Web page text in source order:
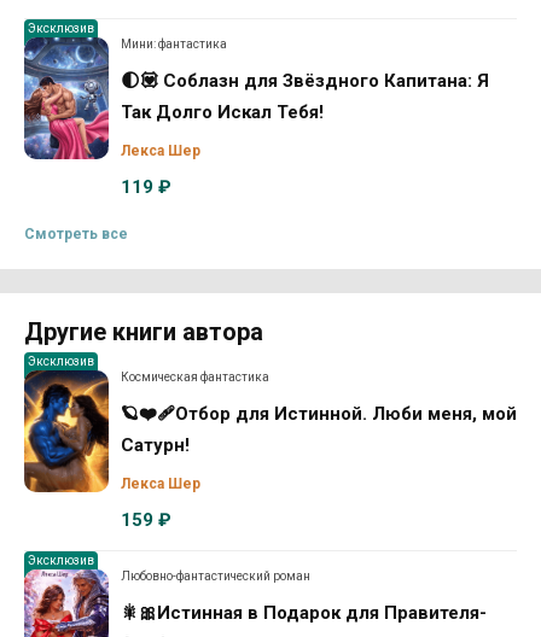
Эксклюзив
Мини: фантастика
🌓💟 Соблазн для Звёздного Капитана: Я
Так Долго Искал Тебя!
Лекса Шер
119 ₽
Смотреть все
Другие книги автора
Эксклюзив
Космическая фантастика
🪐❤️‍🩹Отбор для Истинной. Люби меня, мой
Сатурн!
Лекса Шер
159 ₽
Эксклюзив
Любовно-фантастический роман
🎇🎀Истинная в Подарок для Правителя-